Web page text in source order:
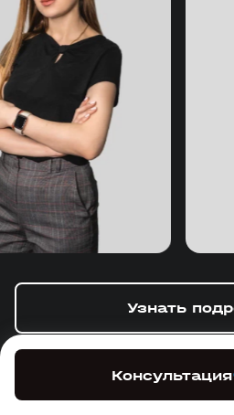
Узнать
Консультация